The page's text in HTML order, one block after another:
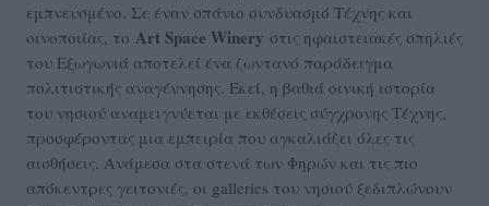
εμπνευσμένο. Σε έναν σπάνιο συνδυασμό Τέχνης και
οινοποιίας, το Art Space Winery στις ηφαιστειακές σπηλιές
του Εξωγωνιά αποτελεί ένα ζωντανό παράδειγμα
πολιτιστικής αναγέννησης. Εκεί, η βαθιά οινική ιστορία
του νησιού αναμειγνύεται με εκθέσεις σύγχρονης Τέχνης,
προσφέροντας μια εμπειρία που αγκαλιάζει όλες τις
αισθήσεις. Ανάμεσα στα στενά των Φηρών και τις πιο
απόκεντρες γειτονιές, οι galleries του νησιού ξεδιπλώνουν